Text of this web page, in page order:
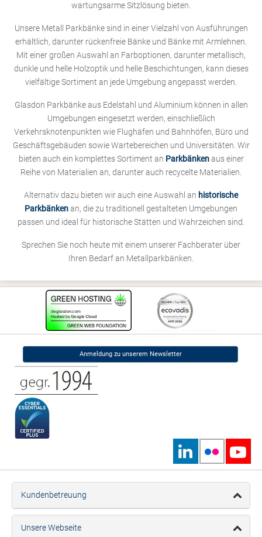
wartungsarme Sitzlösung bieten.
Unsere Metall Parkbänke sind in einer Vielzahl von Ausführungen
erhältlich, darunter rückenfreie Bänke und Bänke mit Armlehnen.
Mit einer großen Auswahl an Farboptionen, darunter metallisch,
dunkle und helle Holzoptik und helle Beschichtungen, kann dieses
vielfältige Sortiment an jede Umgebung angepasst werden.
Glasdon Parkbänke aus Edelstahl und Aluminium können in allen
Umgebungen eingesetzt werden, einschließlich
Verkehrsknotenpunkten wie Flughäfen und Bahnhöfen, Büro und
Geschäftsgebäuden sowie Wartebereichen und Universitäten. Wir
bieten auch ein komplettes Sortiment an Parkbänkenaus einer
Reihe von Materialien an, darunter auch recycelte Materialien.
Alternativ dazu bieten wir auch eine Auswahl an historische
Parkbänkenan, die zu traditionell gestalteten Umgebungen
passen und ideal für historische Stätten und Wahrzeichen sind.
Sprechen Sie noch heute mit einem unserer Fachberater über
Ihren Bedarf an Metallparkbänken.
Anmeldung zu unserem Newsletter
Kundenbetreuung
Unsere Webseite